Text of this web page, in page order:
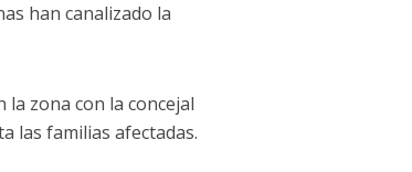
han canalizado la
zona con la concejal
las familias afectadas.